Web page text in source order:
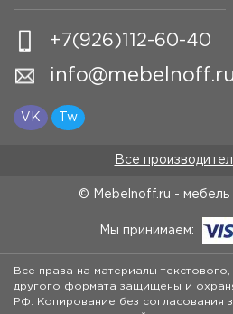
+7(926)112-60-40
info@mebelnoff.ru
VK Tw
Все
© Mebelnoff.ru - мебель
Мы принимаем:
Все права на материалы
другого формата защищены и
РФ. Копирование без согласования